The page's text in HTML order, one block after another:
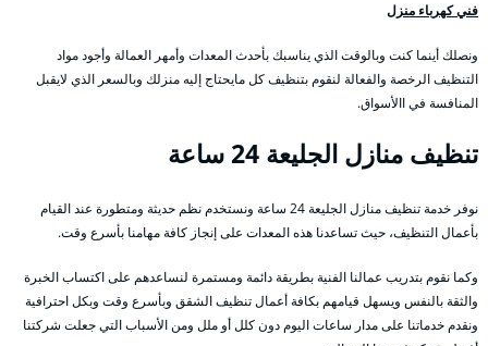
فني كهرباء منزل
ونصلك أينما كنت وبالوقت الذي يناسبك بأحدث المعدات وأمهر العمالة وأجود مواد
التنظيف الرخصة والفعالة لنقوم بتنظيف كل مايحتاج إليه منزلك وبالسعر الذي لايقبل
المنافسة في االأسواق.
تنظيف منازل الجليعة 24 ساعة
نوفر خدمة تنظيف منازل الجليعة 24 ساعة ونستخدم نظم حديثة ومتطورة عند القيام
بأعمال التنظيف، حيث تساعدنا هذه المعدات على إنجاز كافة مهامنا بأسرع وقت.
وكما نقوم بتدريب عمالنا الفنية بطريقة دائمة ومستمرة لنساعدهم على اكتساب الخبرة
والثقة بالنفس ويسهل قيامهم بكافة أعمال تنظيف الشقق وبأسرع وقت وبكل احترافية
ونقدم خدماتنا على مدار ساعات اليوم دون كلل أو ملل ومن الأسباب التي جعلت شركتنا